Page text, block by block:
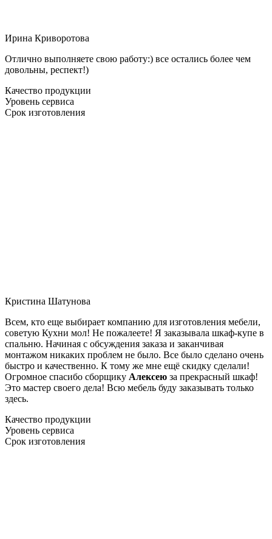
Ирина Криворотова
Отлично выполняете свою работу:) все остались более чем
довольны, респект!)
Качество продукции
Уровень сервиса
Срок изготовления
Кристина Шатунова
Всем, кто еще выбирает компанию для изготовления мебели,
советую Кухни мол! Не пожалеете! Я заказывала шкаф-купе в
спальню. Начиная с обсуждения заказа и заканчивая
монтажом никаких проблем не было. Все было сделано очень
быстро и качественно. К тому же мне ещё скидку сделали!
Огромное спасибо сборщику Алексею за прекрасный шкаф!
Это мастер своего дела! Всю мебель буду заказывать только
здесь.
Качество продукции
Уровень сервиса
Срок изготовления